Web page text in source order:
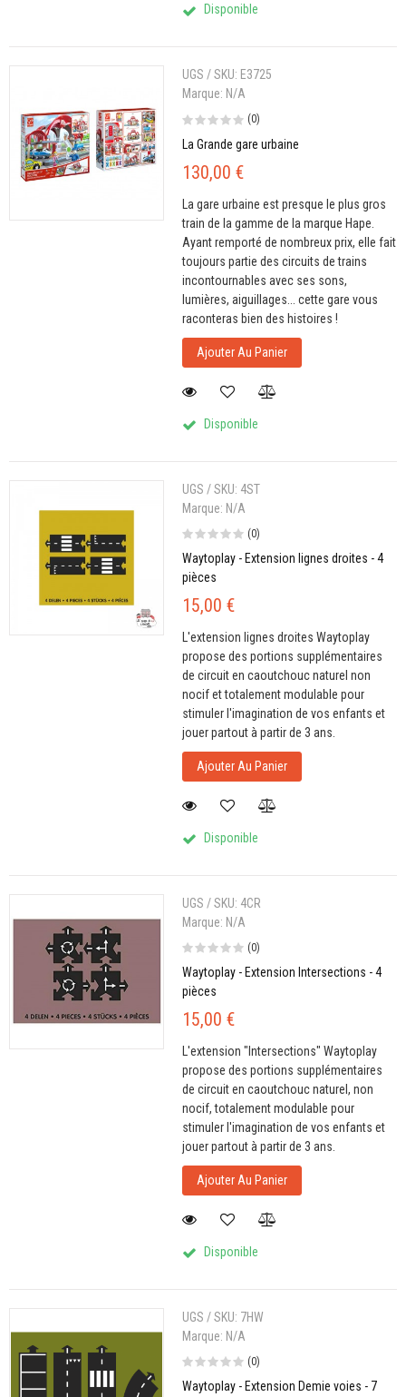
Disponible
UGS / SKU: E3725
Marque: N/A
(0)
La Grande gare urbaine
130,00 €
La gare urbaine est presque le plus gros
train de la gamme de la marque Hape.
Ayant remporté de nombreux prix, elle fait
toujours partie des circuits de trains
incontournables avec ses sons,
lumières, aiguillages... cette gare vous
raconteras bien des histoires !
Ajouter Au Panier
Disponible
UGS / SKU: 4ST
Marque: N/A
(0)
Waytoplay - Extension lignes droites - 4
pièces
15,00 €
L'extension lignes droites Waytoplay
propose des portions supplémentaires
de circuit en caoutchouc naturel non
nocif et totalement modulable pour
stimuler l'imagination de vos enfants et
jouer partout à partir de 3 ans.
Ajouter Au Panier
Disponible
UGS / SKU: 4CR
Marque: N/A
(0)
Waytoplay - Extension Intersections - 4
pièces
15,00 €
L'extension "Intersections" Waytoplay
propose des portions supplémentaires
de circuit en caoutchouc naturel, non
nocif, totalement modulable pour
stimuler l'imagination de vos enfants et
jouer partout à partir de 3 ans.
Ajouter Au Panier
Disponible
UGS / SKU: 7HW
Marque: N/A
(0)
Waytoplay - Extension Demie voies - 7